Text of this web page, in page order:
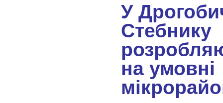
У
Стебнику
на умовні